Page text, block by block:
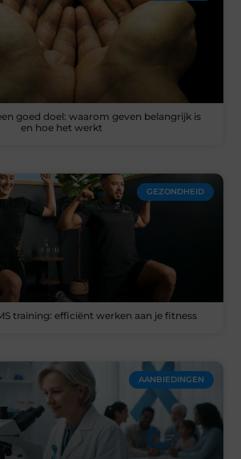
goed doel: waarom geven belangrijk is
en hoe het werkt
GEZONDHEID
training: efficiënt werken aan je fitness
AANBIEDINGEN